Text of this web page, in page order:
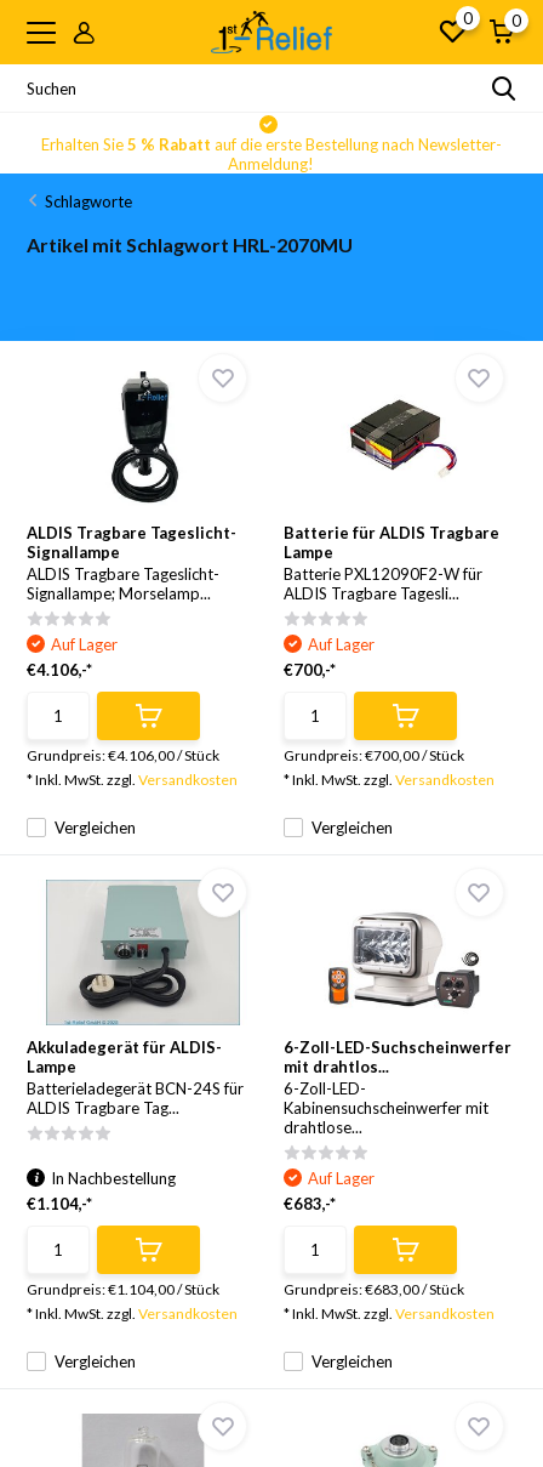
0 0
Erhalten Sie5 % Rabatt auf die erste Bestellung nach Newsletter-
Anmeldung!
Schlagworte
Artikel mit Schlagwort HRL-2070MU
ALDIS Tragbare Tageslicht-
Signallampe
ALDIS Tragbare Tageslicht-
Signallampe; Morselamp...
Vergleichen
Auf Lager
€4.106,-*
Grundpreis:€4.106,00/Stück
* Inkl. MwSt. zzgl.Versandkosten
Batterie für ALDIS Tragbare
Lampe
Batterie PXL12090F2-W für
ALDIS Tragbare Tagesli...
Vergleichen
Auf Lager
€700,-*
Grundpreis:€700,00/Stück
* Inkl. MwSt. zzgl. Versandkosten
Akkuladegerät für ALDIS-
Lampe
Batterieladegerät BCN-24S für
ALDIS Tragbare Tag...
Vergleichen
In Nachbestellung
€1.104,-*
Grundpreis:€1.104,00/Stück
* Inkl. MwSt. zzgl.Versandkosten
6-Zoll-LED-Suchscheinwerfer
mit drahtlos...
6-Zoll-LED-
Kabinensuchscheinwerfer mit
drahtlose...
Vergleichen
Auf Lager
€683,-*
Grundpreis:€683,00/Stück
* Inkl. MwSt. zzgl. Versandkosten